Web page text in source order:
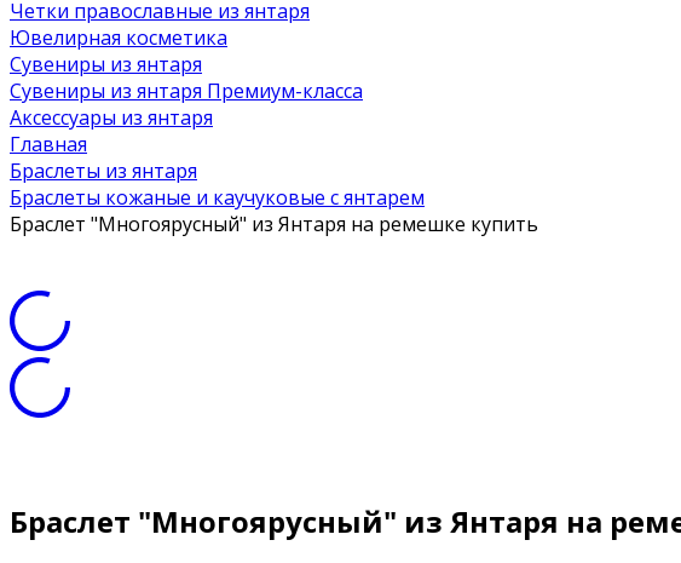
Четки православные из янтаря
Ювелирная косметика
Сувениры из янтаря
Сувениры из янтаря Премиум-класса
Аксессуары из янтаря
Главная
Браслеты из янтаря
Браслеты кожаные и каучуковые с янтарем
Браслет "Многоярусный" из Янтаря на ремешке купить
Браслет "Многоярусный" из Янтаря на